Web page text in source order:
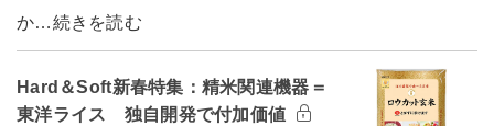
か…続きを読む
Hard＆Soft新春特集：精米関連機器＝
東洋ライス 独自開発で付加価値